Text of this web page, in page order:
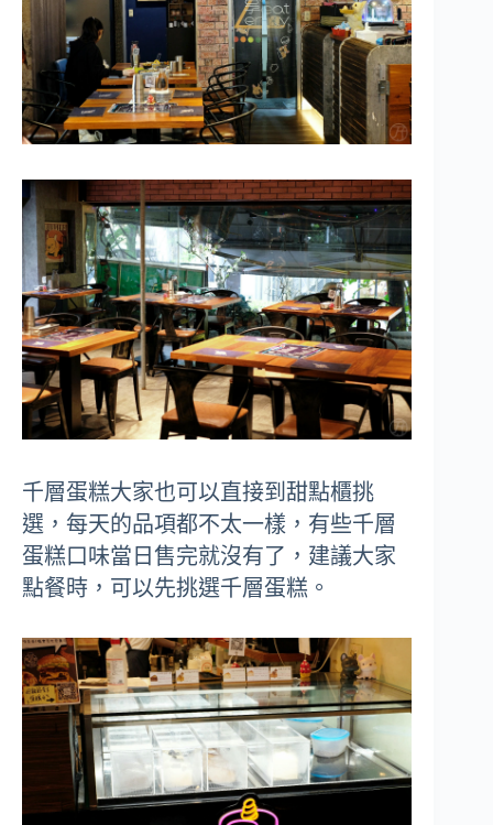
千層蛋糕大家也可以直接到甜點櫃挑
選，每天的品項都不太一樣，有些千層
蛋糕口味當日售完就沒有了，建議大家
點餐時，可以先挑選千層蛋糕。